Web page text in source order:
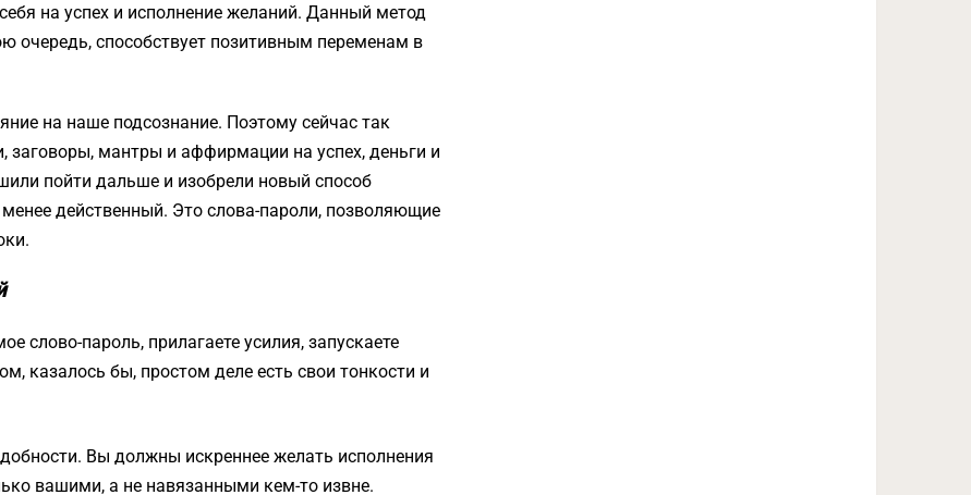
на успех и исполнение желаний. Данный метод
очередь, способствует позитивным переменам в
на наше подсознание. Поэтому сейчас так
заговоры, мантры и аффирмации на успех, деньги и
пойти дальше и изобрели новый способ
действенный. Это слова-пароли, позволяющие
слово-пароль, прилагаете усилия, запускаете
казалось бы, простом деле есть свои тонкости и
Вы должны искреннее желать исполнения
вашими, а не навязанными кем-то извне.